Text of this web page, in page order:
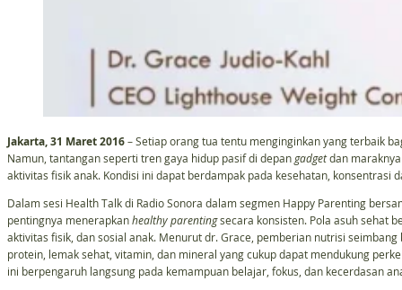
Jakarta, 31 Maret 2016– Setiap orang tua tentu menginginkan yang terbaik
Namun, tantangan seperti tren gaya hidup pasif di depangadgetdan
aktivitas fisik anak. Kondisi ini dapat berdampak pada kesehatan, konsentrasi
Dalam sesi Health Talk di Radio Sonora dalam segmen Happy Parenting
pentingnya menerapkanhealthy parentingsecara konsisten. Pola asuh sehat
aktivitas fisik, dan sosial anak. Menurut dr. Grace, pemberian nutrisi
protein, lemak sehat, vitamin, dan mineral yang cukup dapat mendukung
ini berpengaruh langsung pada kemampuan belajar, fokus, dan kecerdasan